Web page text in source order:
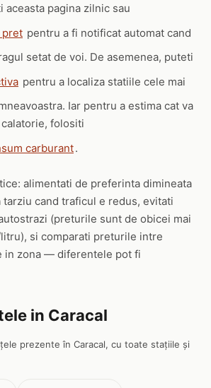
aceasta pagina zilnic sau
pret pentru a fi notificat automat cand
setat de voi. De asemenea, puteti
pentru a localiza statiile cele mai
Iar pentru a estima cat va
folositi
carburant.
alimentati de preferinta dimineata
tarziu cand traficul e redus, evitati
(preturile sunt de obicei mai
si comparati preturile intre
in zona — diferentele pot fi
in Caracal
prezente în Caracal, cu toate stațiile și